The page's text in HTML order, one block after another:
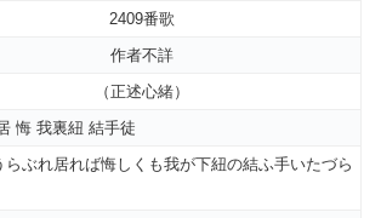
2409番歌
作者不詳
（正述心緒）
悔 我裏紐 結手徒
らぶれ居れば悔しくも我が下紐の結ふ手いたづら